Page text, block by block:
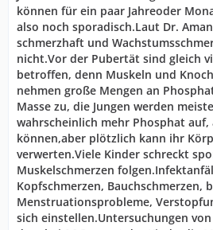
können für ein paar Jahreoder
also noch sporadisch.Laut Dr.
schmerzhaft und
nicht.Vor der Pubertät sind gleich
betroffen, denn Muskeln und
nehmen große Mengen an
Masse zu, die Jungen werden
wahrscheinlich mehr Phosphat auf,
können,aber plötzlich kann ihr
verwerten.Viele Kinder schreckt
Muskelschmerzen
Kopfschmerzen, Bauchschmerzen,
Menstruationsprobleme,
sich einstellen.Untersuchungen